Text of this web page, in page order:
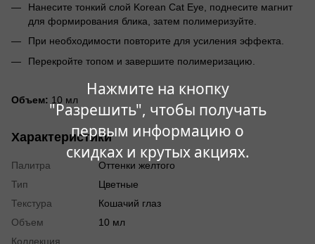
Нажмите на кнопку
"Разрешить", чтобы получать
первым информацию о
скидках и крутых акциях.
Нанесите тонкий слой Korean Cat Eye, поднесите магнит
для формирования блика, затем полимеризуйте.
При необходимости повторите для усиления эффекта.
Перекройте топом и завершите полимеризацию.
Объем: 10 мл
Характеристики
Палитра
Оттенки желтого
Тип
Цветные
Текстура
Кошачий глаз
Объем
10 мл
Коллекция